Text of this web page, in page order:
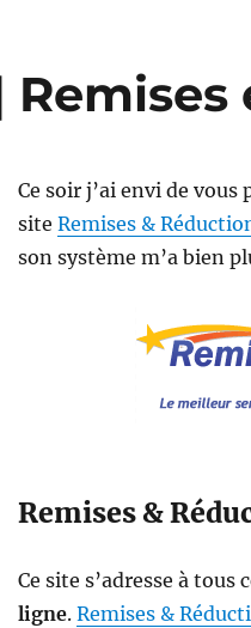
Ce soir j’ai envi de
site Remises &
son système m’a bien
Remises &
Ce site s’adresse à
ligne. Remises &